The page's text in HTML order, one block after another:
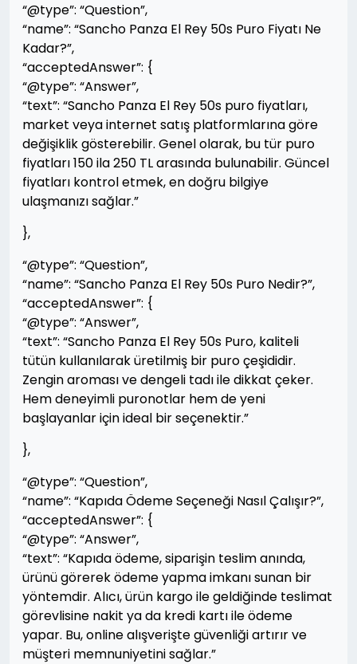
“@type”: “Question”,
“name”: “Sancho Panza El Rey 50s Puro Fiyatı Ne
Kadar?”,
“acceptedAnswer”: {
“@type”: “Answer”,
“text”: “Sancho Panza El Rey 50s puro fiyatları,
market veya internet satış platformlarına göre
değişiklik gösterebilir. Genel olarak, bu tür puro
fiyatları 150 ila 250 TL arasında bulunabilir. Güncel
fiyatları kontrol etmek, en doğru bilgiye
ulaşmanızı sağlar.”
},
“@type”: “Question”,
“name”: “Sancho Panza El Rey 50s Puro Nedir?”,
“acceptedAnswer”: {
“@type”: “Answer”,
“text”: “Sancho Panza El Rey 50s Puro, kaliteli
tütün kullanılarak üretilmiş bir puro çeşididir.
Zengin aroması ve dengeli tadı ile dikkat çeker.
Hem deneyimli puronotlar hem de yeni
başlayanlar için ideal bir seçenektir.”
},
“@type”: “Question”,
“name”: “Kapıda Ödeme Seçeneği Nasıl Çalışır?”,
“acceptedAnswer”: {
“@type”: “Answer”,
“text”: “Kapıda ödeme, siparişin teslim anında,
ürünü görerek ödeme yapma imkanı sunan bir
yöntemdir. Alıcı, ürün kargo ile geldiğinde teslimat
görevlisine nakit ya da kredi kartı ile ödeme
yapar. Bu, online alışverişte güvenliği artırır ve
müşteri memnuniyetini sağlar.”